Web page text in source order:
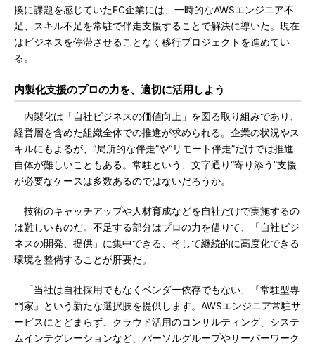
換に課題を感じていたEC企業には、一時的なAWSエンジニア不
足、スキル不足を常駐で伴走支援することで解決に導いた。現在
はビジネスを停滞させることなく移行プロジェクトを進めてい
る。
内製化支援のプロの力を、適切に活用しよう
内製化は「自社ビジネスの価値向上」を図る取り組みであり、
経営層を含めた組織全体での推進が求められる。企業の状況やス
キルにもよるが、“局所的な伴走”や“リモート伴走”だけでは推進
自体が難しいこともある。常駐という、文字通り“寄り添う”支援
が必要なケースは多数あるのではないだろうか。
技術のキャッチアップや人材育成などを自社だけで実施するの
は難しいものだ。不足する部分はプロの力を借りて、「自社ビジ
ネスの開発、提供」に集中できる、そして継続的に高度化できる
環境を整備することが肝要だ。
「当社は自社採用でもなくベンダー依存でもない、『常駐型専
門家』という新たな選択肢を提供します。AWSエンジニア常駐サ
ービスにとどまらず、クラウド活用のコンサルティング、システ
ムインテグレーションなど、パーソルグループやサーバーワーク